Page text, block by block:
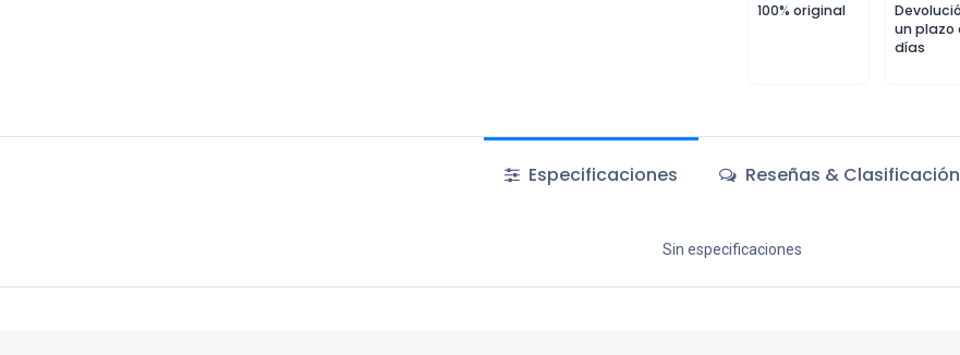
100% original
un plazo
días
Especificaciones Reseñas & Clasificación
Sin especificaciones